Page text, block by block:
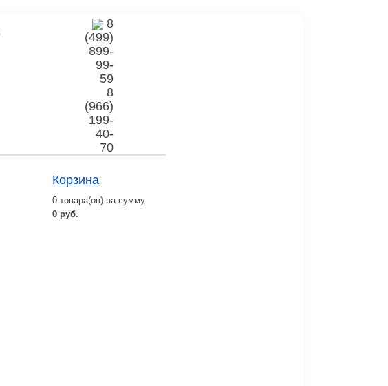
8
(499)
899-
99-
59
8
(966)
199-
40-
70
Корзина
0 товара(ов) на сумму
0 руб.